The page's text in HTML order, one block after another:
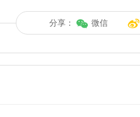
分享： 微信